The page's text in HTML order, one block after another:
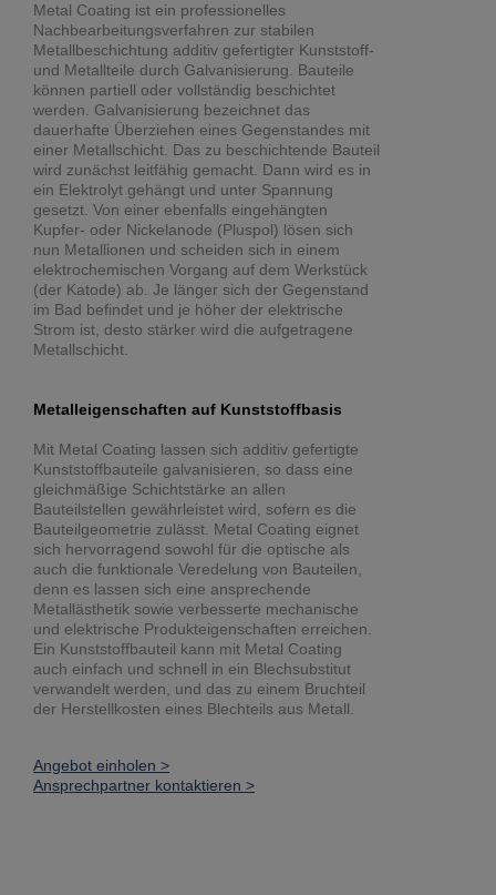
Metal Coating ist ein professionelles
Nachbearbeitungsverfahren zur stabilen
Metallbeschichtung additiv gefertigter Kunststoff-
und Metallteile durch Galvanisierung. Bauteile
können partiell oder vollständig beschichtet
werden. Galvanisierung bezeichnet das
dauerhafte Überziehen eines Gegenstandes mit
einer Metallschicht. Das zu beschichtende Bauteil
wird zunächst leitfähig gemacht. Dann wird es in
ein Elektrolyt gehängt und unter Spannung
gesetzt. Von einer ebenfalls eingehängten
Kupfer- oder Nickelanode (Pluspol) lösen sich
nun Metallionen und scheiden sich in einem
elektrochemischen Vorgang auf dem Werkstück
(der Katode) ab. Je länger sich der Gegenstand
im Bad befindet und je höher der elektrische
Strom ist, desto stärker wird die aufgetragene
Metallschicht.
Metalleigenschaften auf Kunststoffbasis
Mit Metal Coating lassen sich additiv gefertigte
Kunststoffbauteile galvanisieren, so dass eine
gleichmäßige Schichtstärke an allen
Bauteilstellen gewährleistet wird, sofern es die
Bauteilgeometrie zulässt. Metal Coating eignet
sich hervorragend sowohl für die optische als
auch die funktionale Veredelung von Bauteilen,
denn es lassen sich eine ansprechende
Metallästhetik sowie verbesserte mechanische
und elektrische Produkteigenschaften erreichen.
Ein Kunststoffbauteil kann mit Metal Coating
auch einfach und schnell in ein Blechsubstitut
verwandelt werden, und das zu einem Bruchteil
der Herstellkosten eines Blechteils aus Metall.
Angebot einholen >
Ansprechpartner kontaktieren >